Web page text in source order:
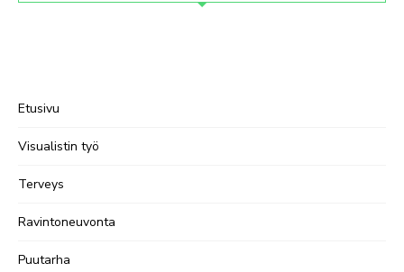
Etusivu
Visualistin työ
Terveys
Ravintoneuvonta
Puutarha